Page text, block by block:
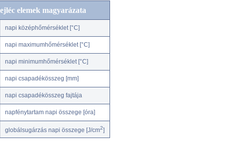
elemek magyarázata
napi középhőmérséklet [°C]
napi maximumhőmérséklet [°C]
napi minimumhőmérséklet [°C]
napi csapadékösszeg [mm]
napi csapadékösszeg fajtája
napfénytartam napi összege [óra]
globálsugárzás napi összege [J/cm2]